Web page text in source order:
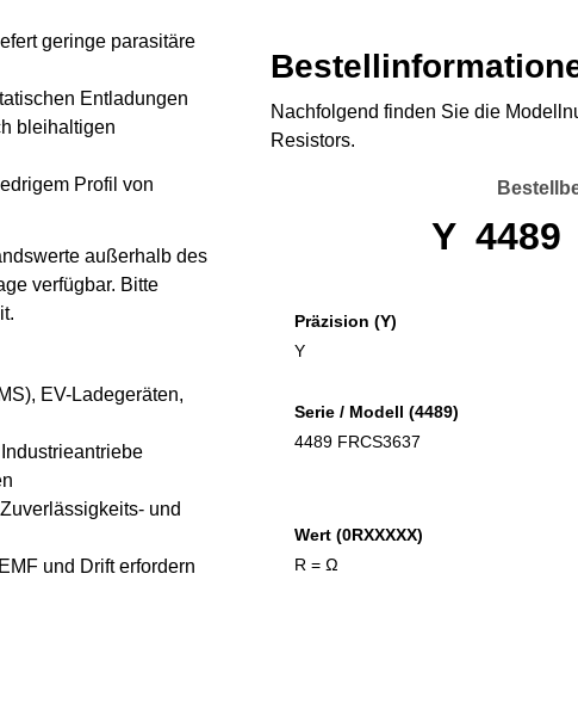
geringe parasitäre
Entladungen
bleihaltigen
Profil von
außerhalb des
verfügbar. Bitte
EV-Ladegeräten,
und
und Drift erfordern
Nachfolgend finden Sie die
Resistors.
Y 4489
Präzision (Y)
Y
Serie / Modell (4489)
4489 FRCS3637
Wert (0RXXXXX)
R = Ω